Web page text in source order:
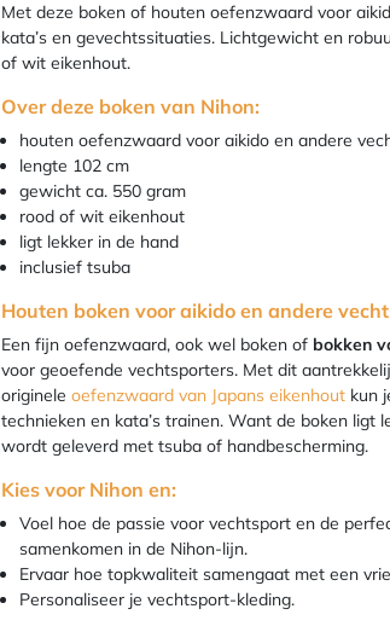
Met deze boken of houten oefenzwaard voor
kata’s en gevechtssituaties. Lichtgewicht en
of wit eikenhout.
Over deze boken van Nihon:
houten oefenzwaard voor aikido en andere
lengte 102 cm
gewicht ca. 550 gram
rood of wit eikenhout
ligt lekker in de hand
inclusief tsuba
Houten boken voor aikido en andere
Een fijn oefenzwaard, ook wel boken of bokken
voor geoefende vechtsporters. Met dit
originele oefenzwaard van Japans eikenhout kun
technieken en kata’s trainen. Want de boken ligt
wordt geleverd met tsuba of handbescherming.
Kies voor Nihon en:
Voel hoe de passie voor vechtsport en de
samenkomen in de Nihon-lijn.
Ervaar hoe topkwaliteit samengaat met een
Personaliseer je vechtsport-kleding.